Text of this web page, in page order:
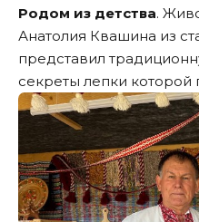
Родом из детства.
Анатолия Квашина из
представил
секреты лепки которой